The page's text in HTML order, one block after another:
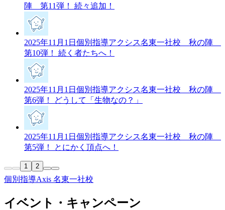
陣 第11弾！ 続々追加！
2025年11月1日 個別指導アクシス名東一社校 秋の陣
第10弾！ 続く者たちへ！
2025年11月1日 個別指導アクシス名東一社校 秋の陣
第6弾！ どうして「生物なの？」
2025年11月1日 個別指導アクシス名東一社校 秋の陣
第5弾！ とにかく頂点へ！
1 2
個別指導Axis 名東一社校
イベント・キャンペーン